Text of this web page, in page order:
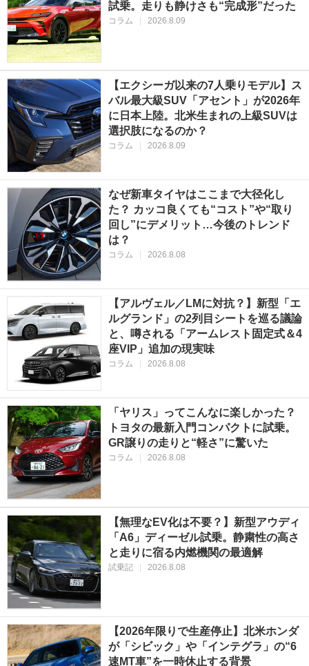
試乗。走りも静けさも“完成形”だった
コラム 2026.8.09
【エクシーガ以来の7人乗りモデル】ス
バル最大級SUV「アセント」が2026年
に日本上陸。北米生まれの上級SUVは
選択肢になるのか？
コラム 2026.8.09
なぜ新車タイヤはここまで大径化し
た？ カッコ良くても“コスト”や“取り
回し”にデメリット…今後のトレンド
は？
コラム 2026.8.08
【アルヴェル／LMに対抗？】新型「エ
ルグランド」の2列目シートを巡る議論
と、噂される「アームレスト固定式＆4
座VIP」追加の現実味
コラム 2026.8.08
「ヤリス」ってこんなに楽しかった？
トヨタの最新入門コンパクトに試乗。
GR譲りの走りと“軽さ”に驚いた
コラム 2026.8.08
【無理なEV化は不要？】新型アウディ
「A6」ディーゼル試乗。静粛性の高さ
と走りに宿る内燃機関の最適解
試乗記 2026.8.08
【2026年限りで生産停止】北米ホンダ
が「シビック」や「インテグラ」の“6
速MT車”を一時休止する背景